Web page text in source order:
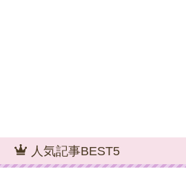
人気記事BEST5